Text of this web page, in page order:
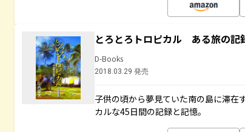
とろとろトロピカル ある旅の
D-Books
2018.03.29 発売
子供の頃から夢見ていた南の島に滞在
カルな45日間の記録と記憶。